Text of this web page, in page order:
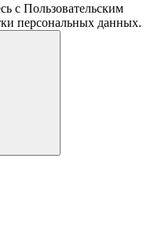
с Пользовательским
персональных данных.